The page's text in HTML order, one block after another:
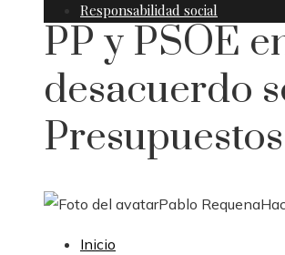
Responsabilidad social
PP y PSOE
desacuerdo
Presupuestos
Pablo Requena
Inicio